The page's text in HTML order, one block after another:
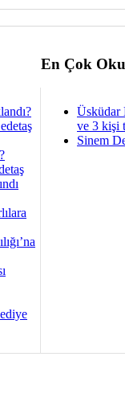
En Çok
Üsküdar
ve 3 kişi
Sinem